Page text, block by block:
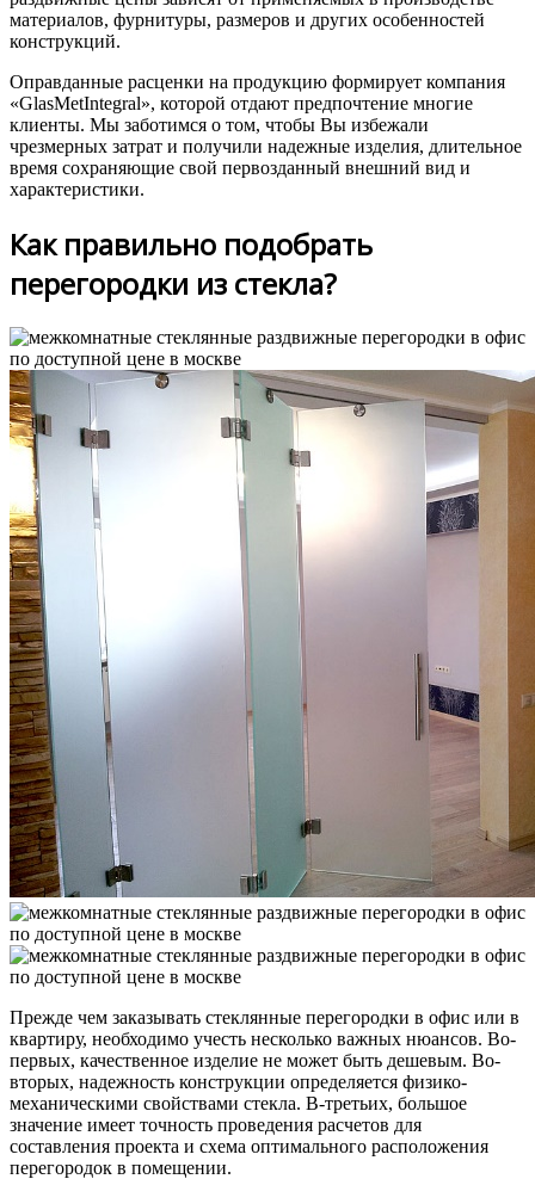
материалов, фурнитуры, размеров и других особенностей
конструкций.
Оправданные расценки на продукцию формирует компания
«GlasMetIntegral», которой отдают предпочтение многие
клиенты. Мы заботимся о том, чтобы Вы избежали
чрезмерных затрат и получили надежные изделия, длительное
время сохраняющие свой первозданный внешний вид и
характеристики.
Как правильно подобрать
перегородки из стекла?
Прежде чем заказывать стеклянные перегородки в офис или в
квартиру, необходимо учесть несколько важных нюансов. Во-
первых, качественное изделие не может быть дешевым. Во-
вторых, надежность конструкции определяется физико-
механическими свойствами стекла. В-третьих, большое
значение имеет точность проведения расчетов для
составления проекта и схема оптимального расположения
перегородок в помещении.